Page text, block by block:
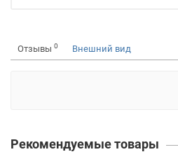
Отзывы 0 Внешний вид
Рекомендуемые товары